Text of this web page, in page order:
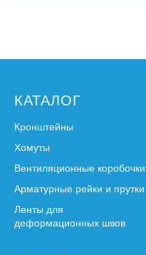
КАТАЛОГ
Кронштейны
Хомуты
Вентиляционные коробочки
Арматурные рейки и прутки
Ленты для
деформационных швов